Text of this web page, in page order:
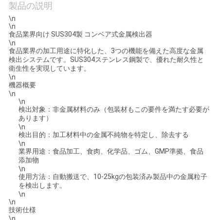
私
達
に
連
絡
ニ
製品の説明
\n
\n
食品業界向け SUS304製 コンベア式金属検出器
\n
食品業界の加工用途に特化した、3つの機能を備えた高度な金属
検出システムです。SUS304ステンレス鋼製で、優れた耐久性と
衛生性を実現しています。
\n
機器概要
\n
\n
検出対象：非金属材料のみ（包装材もこの要件を満たす必要が
あります）
\n
検出目的：加工材料中の金属不純物を特定し、除去する
\n
業界用途：食品加工、食肉、化学品、ゴム、GMP準拠、食品
添加物
\n
使用方法：自動搬送で、10-25kgの包装済み製品中の金属粒子
を検出します。
\n
\n
技術仕様